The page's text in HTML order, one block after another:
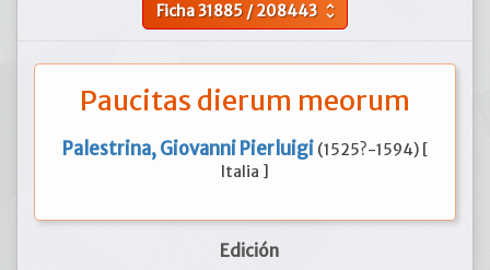
Ficha31885 /208443 unfold_more
Paucitas dierum meorum
Palestrina, Giovanni Pierluigi (1525?-1594) [
Italia ]
Edición